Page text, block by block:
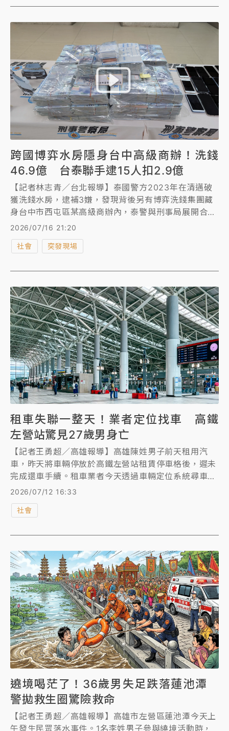
跨國博弈水房隱身台中高級商辦！洗錢
46.9億 台泰聯手逮15人扣2.9億
【記者林志青／台北報導】泰國警方2023年在清邁破
獲洗錢水房，逮補3嫌，發現背後另有博弈洗錢集團藏
身台中市西屯區某高級商辦內，泰警與刑事局展開合
作，順利在今年3月、4月及6月，先後逮捕主嫌沈姓男
洗錢泰銖折合台幣約46.9億元，不法獲利15.9億元，檢
地檢署今天起訴15人，針對沈男如否認犯行，建請判處
12年以上有期徒刑。
2026/07/16 21:20
社會 突發現場
租車失聯一整天！業者定位找車 高鐵
左營站驚見27歲男身亡
【記者王勇超／高雄報導】高雄陳姓男子前天租用汽
車，昨天將車輛停放於高鐵左營站租賃停車格後，遲未
完成還車手續。租車業者今天透過車輛定位系統尋車，
發現陳男倒臥車內，經報警處理，警方到場確認已無生
命跡象，初步排除外力介入，詳細死因仍待檢方相驗釐
清。
2026/07/12 16:33
社會
遶境喝茫了！36歲男失足跌落蓮池潭
警拋救生圈驚險救命
【記者王勇超／高雄報導】高雄市左營區蓮池潭今天上
午發生民眾落水事件。1名李姓男子參與繞境活動時，